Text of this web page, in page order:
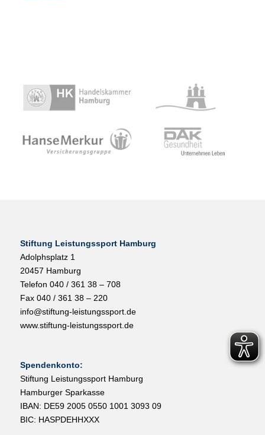
Stiftung Leistungssport Hamburg
Adolphsplatz 1
20457 Hamburg
Telefon 040 / 361 38 – 708
Fax 040 / 361 38 – 220
info@stiftung-leistungssport.de
www.stiftung-leistungssport.de
Spendenkonto:
Stiftung Leistungssport Hamburg
Hamburger Sparkasse
IBAN: DE59 2005 0550 1001 3093 09
BIC: HASPDEHHXXX